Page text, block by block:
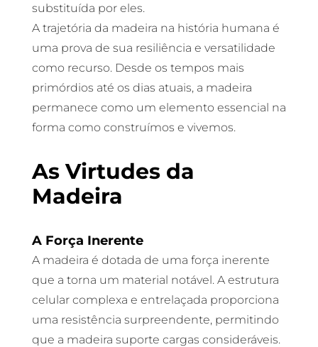
substituída por eles.
A trajetória da madeira na história humana é
uma prova de sua resiliência e versatilidade
como recurso. Desde os tempos mais
primórdios até os dias atuais, a madeira
permanece como um elemento essencial na
forma como construímos e vivemos.
As Virtudes da
Madeira
A Força Inerente
A madeira é dotada de uma força inerente
que a torna um material notável. A estrutura
celular complexa e entrelaçada proporciona
uma resistência surpreendente, permitindo
que a madeira suporte cargas consideráveis.